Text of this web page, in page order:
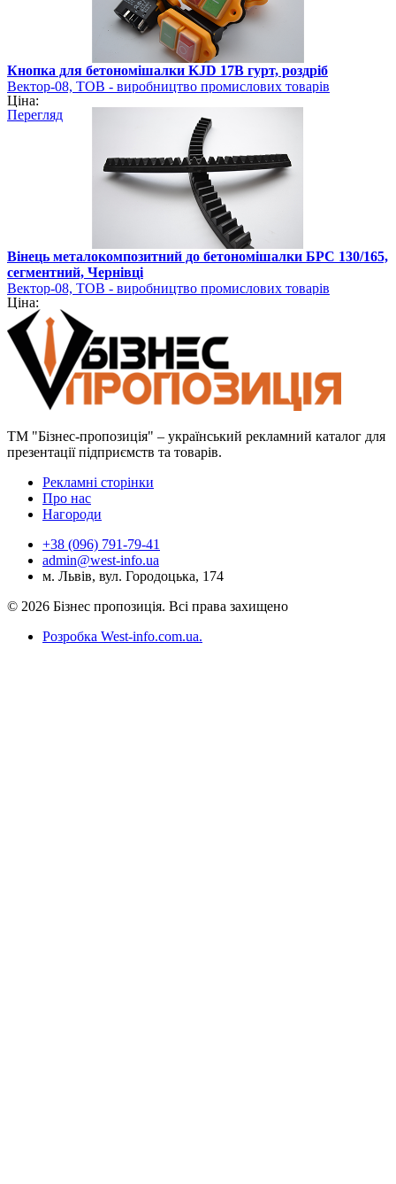
Кнопка для бетономішалки KJD 17B гурт, роздріб
Вектор-08, ТОВ - виробництво промислових товарів
Ціна:
Перегляд
Вінець металокомпозитний до бетономішалки БРС 130/165,
сегментний, Чернівці
Вектор-08, ТОВ - виробництво промислових товарів
Ціна:
ТМ "Бізнес-пропозиція" – український рекламний каталог для
презентації підприємств та товарів.
Рекламні сторінки
Про нас
Нагороди
+38 (096) 791-79-41
admin@west-info.ua
м. Львів, вул. Городоцька, 174
© 2026 Бізнес пропозиція. Всі права захищено
Розробка West-info.com.ua.